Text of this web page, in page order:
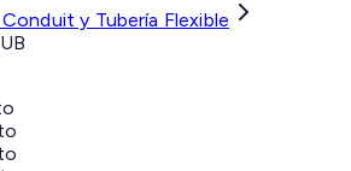
y Tubería Flexible